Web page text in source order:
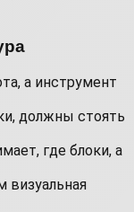
а инструмент
должны стоять
где блоки, а
визуальная